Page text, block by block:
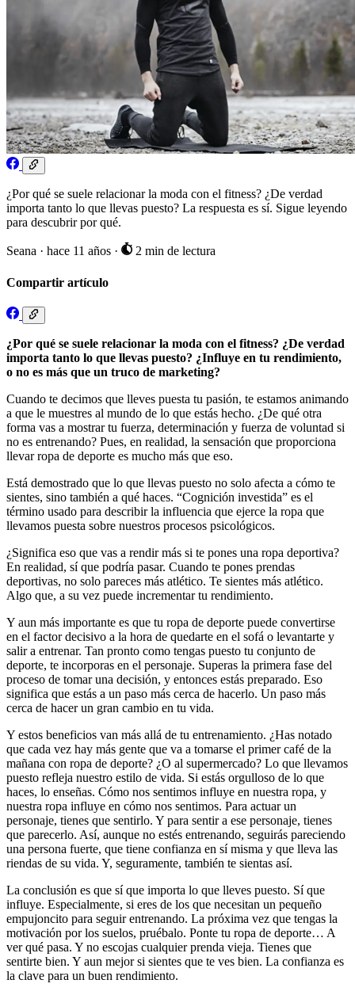
¿Por qué se suele relacionar la moda con el fitness? ¿De verdad
importa tanto lo que llevas puesto? La respuesta es sí. Sigue leyendo
para descubrir por qué.
Seana · hace 11 años · 2 min de lectura
Compartir artículo
¿Por qué se suele relacionar la moda con el fitness? ¿De verdad
importa tanto lo que llevas puesto? ¿Influye en tu rendimiento,
o no es más que un truco de marketing?
Cuando te decimos que lleves puesta tu pasión, te estamos animando
a que le muestres al mundo de lo que estás hecho. ¿De qué otra
forma vas a mostrar tu fuerza, determinación y fuerza de voluntad si
no es entrenando? Pues, en realidad, la sensación que proporciona
llevar ropa de deporte es mucho más que eso.
Está demostrado que lo que llevas puesto no solo afecta a cómo te
sientes, sino también a qué haces. “Cognición investida” es el
término usado para describir la influencia que ejerce la ropa que
llevamos puesta sobre nuestros procesos psicológicos.
¿Significa eso que vas a rendir más si te pones una ropa deportiva?
En realidad, sí que podría pasar. Cuando te pones prendas
deportivas, no solo pareces más atlético. Te sientes más atlético.
Algo que, a su vez puede incrementar tu rendimiento.
Y aun más importante es que tu ropa de deporte puede convertirse
en el factor decisivo a la hora de quedarte en el sofá o levantarte y
salir a entrenar. Tan pronto como tengas puesto tu conjunto de
deporte, te incorporas en el personaje. Superas la primera fase del
proceso de tomar una decisión, y entonces estás preparado. Eso
significa que estás a un paso más cerca de hacerlo. Un paso más
cerca de hacer un gran cambio en tu vida.
Y estos beneficios van más allá de tu entrenamiento. ¿Has notado
que cada vez hay más gente que va a tomarse el primer café de la
mañana con ropa de deporte? ¿O al supermercado? Lo que llevamos
puesto refleja nuestro estilo de vida. Si estás orgulloso de lo que
haces, lo enseñas. Cómo nos sentimos influye en nuestra ropa, y
nuestra ropa influye en cómo nos sentimos. Para actuar un
personaje, tienes que sentirlo. Y para sentir a ese personaje, tienes
que parecerlo. Así, aunque no estés entrenando, seguirás pareciendo
una persona fuerte, que tiene confianza en sí misma y que lleva las
riendas de su vida. Y, seguramente, también te sientas así.
La conclusión es que sí que importa lo que lleves puesto. Sí que
influye. Especialmente, si eres de los que necesitan un pequeño
empujoncito para seguir entrenando. La próxima vez que tengas la
motivación por los suelos, pruébalo. Ponte tu ropa de deporte… A
ver qué pasa. Y no escojas cualquier prenda vieja. Tienes que
sentirte bien. Y aun mejor si sientes que te ves bien. La confianza es
la clave para un buen rendimiento.